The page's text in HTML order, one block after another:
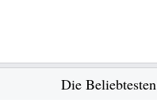
Die Beliebtesten